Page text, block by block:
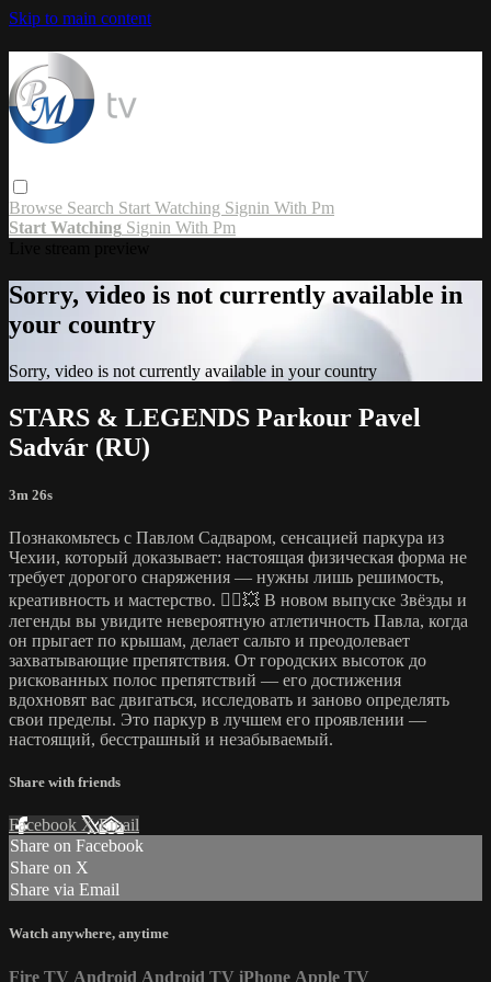
Skip to main content
Browse Search Start Watching Signin With Pm
Start Watching Signin With Pm
Sorry, video is not currently available in
your country
Sorry, video is not currently available in your country
STARS & LEGENDS Parkour Pavel
Sadvár (RU)
3m 26s
Познакомьтесь с Павлом Садваром, сенсацией паркура из
Чехии, который доказывает: настоящая физическая форма не
требует дорогого снаряжения — нужны лишь решимость,
креативность и мастерство. 🏃‍♂️💥 В новом выпуске Звёзды и
легенды вы увидите невероятную атлетичность Павла, когда
он прыгает по крышам, делает сальто и преодолевает
захватывающие препятствия. От городских высоток до
рискованных полос препятствий — его достижения
вдохновят вас двигаться, исследовать и заново определять
свои пределы. Это паркур в лучшем его проявлении —
настоящий, бесстрашный и незабываемый.
Share with friends
Facebook XEmail
Share on Facebook
Share on X
Share via Email
Watch anywhere, anytime
Fire TV Android Android TV iPhone Apple TV